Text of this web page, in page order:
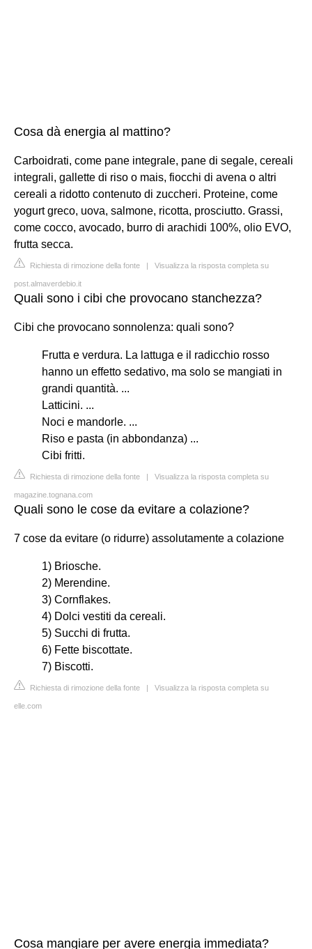
Cosa dà energia al mattino?
Carboidrati, come pane integrale, pane di segale, cereali
integrali, gallette di riso o mais, fiocchi di avena o altri
cereali a ridotto contenuto di zuccheri. Proteine, come
yogurt greco, uova, salmone, ricotta, prosciutto. Grassi,
come cocco, avocado, burro di arachidi 100%, olio EVO,
frutta secca.
Richiesta di rimozione della fonte | Visualizza la risposta completa su
post.almaverdebio.it
Quali sono i cibi che provocano stanchezza?
Cibi che provocano sonnolenza: quali sono?
Frutta e verdura. La lattuga e il radicchio rosso
hanno un effetto sedativo, ma solo se mangiati in
grandi quantità. ...
Latticini. ...
Noci e mandorle. ...
Riso e pasta (in abbondanza) ...
Cibi fritti.
Richiesta di rimozione della fonte | Visualizza la risposta completa su
magazine.tognana.com
Quali sono le cose da evitare a colazione?
7 cose da evitare (o ridurre) assolutamente a colazione
1) Briosche.
2) Merendine.
3) Cornflakes.
4) Dolci vestiti da cereali.
5) Succhi di frutta.
6) Fette biscottate.
7) Biscotti.
Richiesta di rimozione della fonte | Visualizza la risposta completa su
elle.com
Cosa mangiare per avere energia immediata?